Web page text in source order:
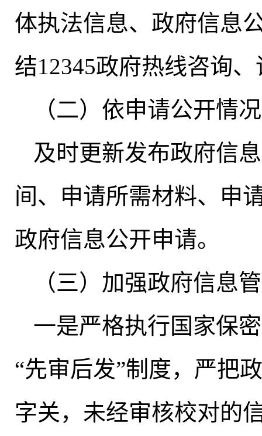
体执法信息、政府信息
结12345政府热线咨询
（二）依申请公开情况
及时更新发布政府信
间、申请所需材料、申
政府信息公开申请。
（三）加强政府信息
一是严格执行国家保
“先审后发”制度，严把
字关， 未经审核校对的